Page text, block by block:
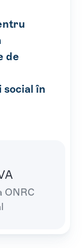
de
social în
ONRC